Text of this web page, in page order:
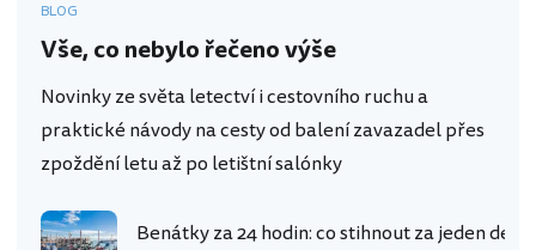
BLOG
Vše, co nebylo řečeno výše
Novinky ze světa letectví i cestovního ruchu a
praktické návody na cesty od balení zavazadel přes
zpoždění letu až po letištní salónky
Benátky za 24 hodin: co stihnout za jeden den